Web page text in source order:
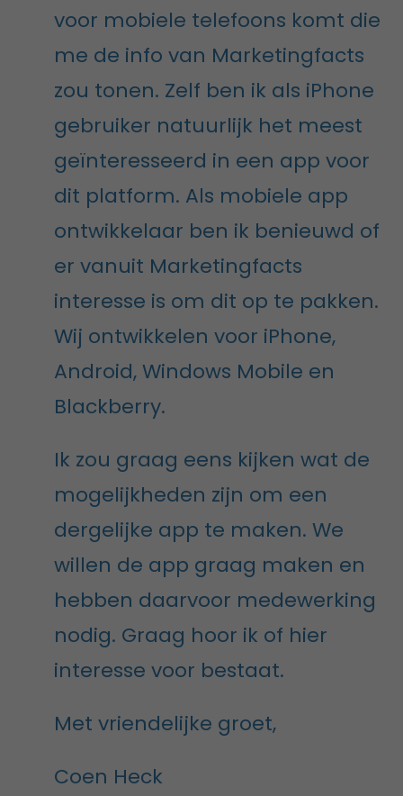
voor mobiele telefoons komt die
me de info van Marketingfacts
zou tonen. Zelf ben ik als iPhone
gebruiker natuurlijk het meest
geïnteresseerd in een app voor
dit platform. Als mobiele app
ontwikkelaar ben ik benieuwd of
er vanuit Marketingfacts
interesse is om dit op te pakken.
Wij ontwikkelen voor iPhone,
Android, Windows Mobile en
Blackberry.
Ik zou graag eens kijken wat de
mogelijkheden zijn om een
dergelijke app te maken. We
willen de app graag maken en
hebben daarvoor medewerking
nodig. Graag hoor ik of hier
interesse voor bestaat.
Met vriendelijke groet,
Coen Heck